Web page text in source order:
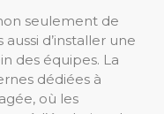
seulement de
d’installer une
des équipes. La
dédiées à
où les